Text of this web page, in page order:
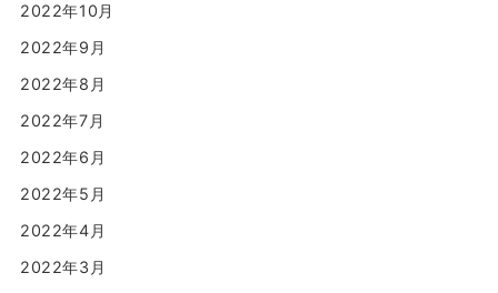
2022年10月
2022年9月
2022年8月
2022年7月
2022年6月
2022年5月
2022年4月
2022年3月